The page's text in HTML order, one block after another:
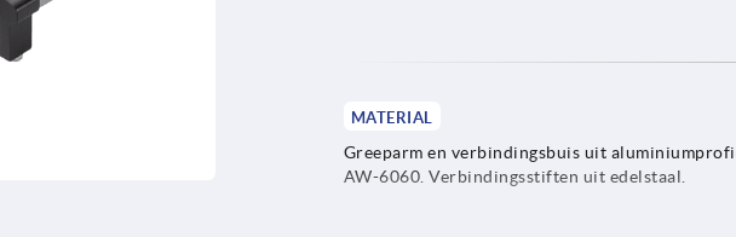
MATERIAL
Greeparm en verbindingsbuis uit
AW-6060. Verbindingsstiften uit edelstaal.